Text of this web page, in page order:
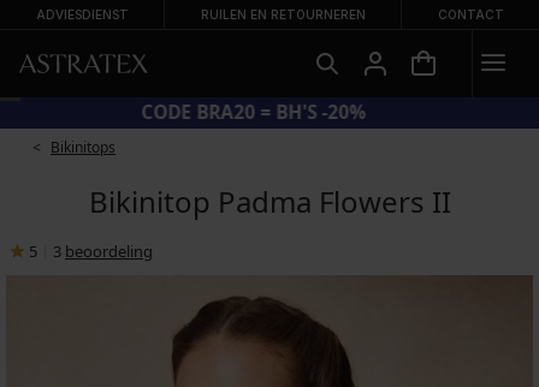
ADVIESDIENST RUILEN EN RETOURNEREN CONTACT
CODE BRA20 = BH'S -20%
Bikinitops
Bikinitop Padma Flowers II
5 3 beoordeling